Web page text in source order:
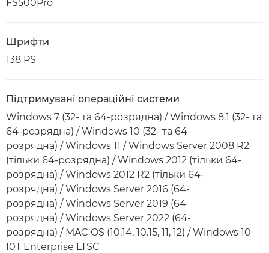
FS500Pro
Шрифти
138 PS
Підтримувані операційні системи
Windows 7 (32- та 64-розрядна) / Windows 8.1 (32- та
64-розрядна) / Windows 10 (32- та 64-
розрядна) / Windows 11 / Windows Server 2008 R2
(тільки 64-розрядна) / Windows 2012 (тільки 64-
розрядна) / Windows 2012 R2 (тільки 64-
розрядна) / Windows Server 2016 (64-
розрядна) / Windows Server 2019 (64-
розрядна) / Windows Server 2022 (64-
розрядна) / MAC OS (10.14, 10.15, 11, 12) / Windows 10
I0T Enterprise LTSC